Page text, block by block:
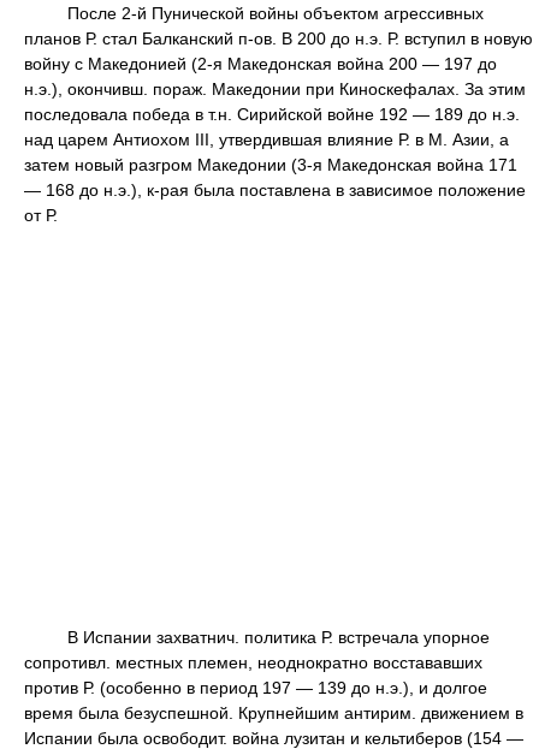
После 2-й Пунической войны объектом агрессивных
планов Р. стал Балканский п-ов. В 200 до н.э. Р. вступил в новую
войну с Македонией (2-я Македонская война 200 — 197 до
н.э.), окончивш. пораж. Македонии при Киноскефалах. За этим
последовала победа в т.н. Сирийской войне 192 — 189 до н.э.
над царем Антиохом III, утвердившая влияние Р. в М. Азии, а
затем новый разгром Македонии (3-я Македонская война 171
— 168 до н.э.), к-рая была поставлена в зависимое положение
от Р.
В Испании захватнич. политика Р. встречала упорное
сопротивл. местных племен, неоднократно восстававших
против Р. (особенно в период 197 — 139 до н.э.), и долгое
время была безуспешной. Крупнейшим антирим. движением в
Испании была освободит. война лузитан и кельтиберов (154 —